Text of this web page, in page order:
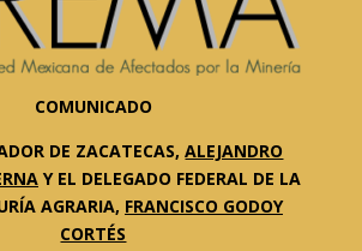
COMUNICADO
DE ZACATECAS,ALEJANDRO
Y EL DELEGADO FEDERAL DE LA
AGRARIA, FRANCISCO GODOY
CORTÉS